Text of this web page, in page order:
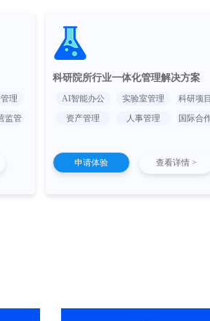
理
监管
科研院所行业一体化管理解决方案
AI智能办公 实验室管理
科研项
资产管理
人事管理 国际合
申请体验 查看详情 >